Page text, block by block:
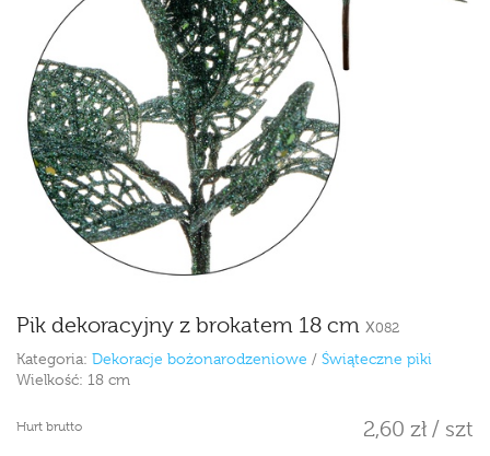
Pik dekoracyjny z brokatem 18 cm X082
Kategoria: Dekoracje bożonarodzeniowe / Świąteczne piki
Wielkość: 18 cm
Hurt brutto 2,60 zł / szt